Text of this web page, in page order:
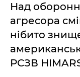
Над
агресора
нібито
РСЗВ